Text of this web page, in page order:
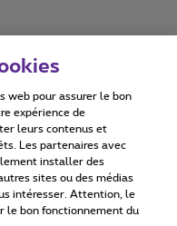
statement
web pour assurer le bon
expérience de
leurs contenus et
Les partenaires avec
installer des
sites ou des médias
intéresser. Attention, le
le bon fonctionnement du